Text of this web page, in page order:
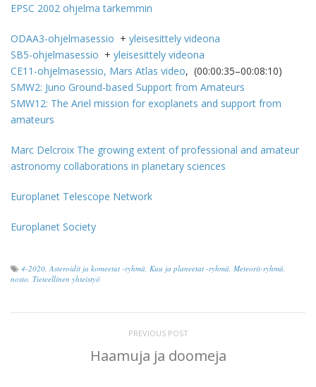
EPSC 2002 ohjelma tarkemmin
ODAA3-ohjelmasessio + yleisesittely videona
SB5-ohjelmasessio + yleisesittely videona
CE11-ohjelmasessio, Mars Atlas video, (00:00:35–00:08:10)
SMW2: Juno Ground-based Support from Amateurs
SMW12: The Ariel mission for exoplanets and support from
amateurs
Marc Delcroix The growing extent of professional and amateur
astronomy collaborations in planetary sciences
Europlanet Telescope Network
Europlanet Society
4-2020,Asteroidit ja komeetat -ryhmä, Kuu ja planeetat -ryhmä, Meteorit-ryhmä,
nosto, Tieteellinen yhteistyö
PREVIOUS POST
Haamuja ja doomeja